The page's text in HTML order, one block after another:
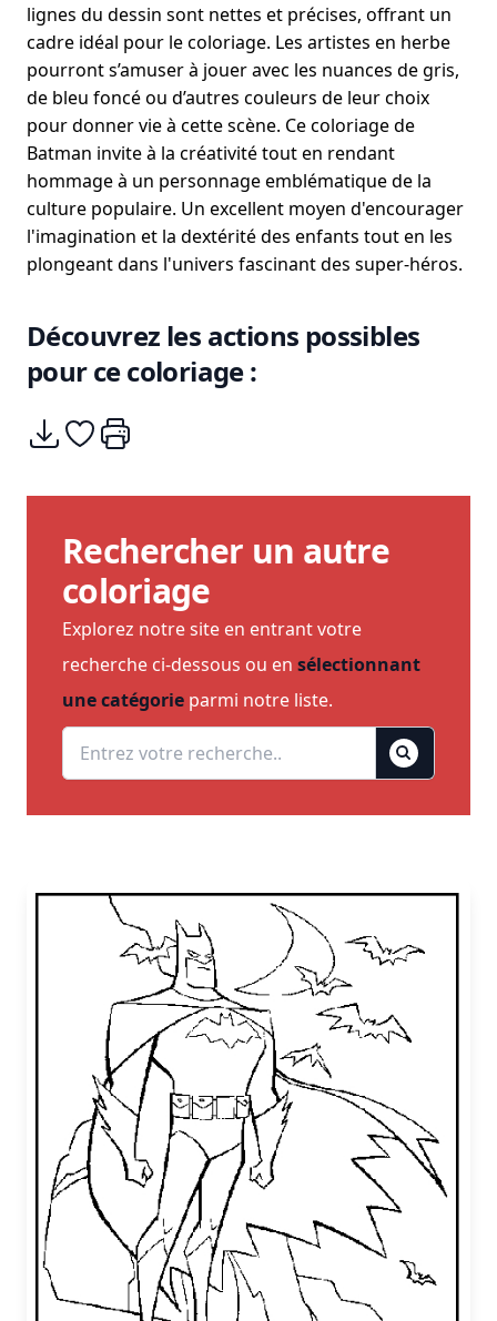
lignes du dessin sont nettes et précises, offrant un
cadre idéal pour le coloriage. Les artistes en herbe
pourront s’amuser à jouer avec les nuances de gris,
de bleu foncé ou d’autres couleurs de leur choix
pour donner vie à cette scène. Ce coloriage de
Batman invite à la créativité tout en rendant
hommage à un personnage emblématique de la
culture populaire. Un excellent moyen d'encourager
l'imagination et la dextérité des enfants tout en les
plongeant dans l'univers fascinant des super-héros.
Découvrez les actions possibles
pour ce coloriage :
Télécharger
Ajouter à mes coups de coeurs
Imprimer
Rechercher un autre
coloriage
Explorez notre site en entrant votre
recherche ci-dessous ou en sélectionnant
une catégorie parmi notre liste.